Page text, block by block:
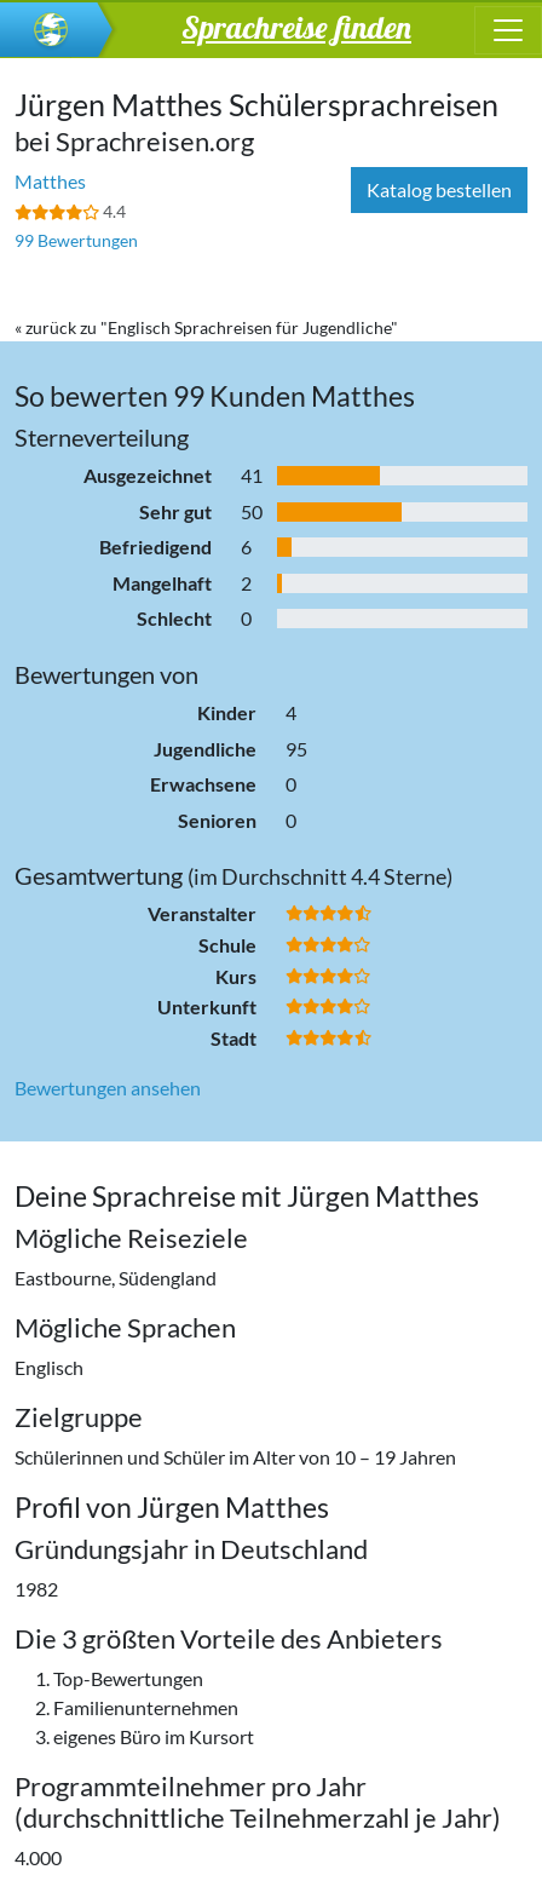
Sprachreise finden
Jürgen Matthes Schülersprachreisen
bei Sprachreisen.org
Matthes
4.4
99 Bewertungen
Katalog bestellen
« zurück zu "Englisch Sprachreisen für Jugendliche"
So bewerten 99 Kunden Matthes
Sterneverteilung
Ausgezeichnet
41
Sehr gut
50
Befriedigend
6
Mangelhaft
2
Schlecht
0
Bewertungen von
Kinder
4
Jugendliche
95
Erwachsene
0
Senioren
0
Gesamtwertung (im Durchschnitt 4.4 Sterne)
Veranstalter
Schule
Kurs
Unterkunft
Stadt
Bewertungen ansehen
Deine Sprachreise mit Jürgen Matthes
Mögliche Reiseziele
Eastbourne, Südengland
Mögliche Sprachen
Englisch
Zielgruppe
Schülerinnen und Schüler im Alter von 10 – 19 Jahren
Profil von Jürgen Matthes
Gründungsjahr in Deutschland
1982
Die 3 größten Vorteile des Anbieters
Top-Bewertungen
Familienunternehmen
eigenes Büro im Kursort
Programmteilnehmer pro Jahr
(durchschnittliche Teilnehmerzahl je Jahr)
4.000